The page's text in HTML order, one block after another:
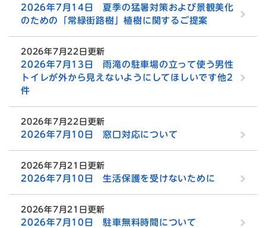
2026年7月14日 夏季の猛暑対策および景観美化
のための「常緑街路樹」植樹に関するご提案
2026年7月22日更新
2026年7月13日 雨滝の駐車場の立って使う男性
トイレが外から見えないようにしてほしいです他2
件
2026年7月22日更新
2026年7月10日 窓口対応について
2026年7月21日更新
2026年7月10日 生活保護を受けないために
2026年7月21日更新
2026年7月10日 駐車無料時間について